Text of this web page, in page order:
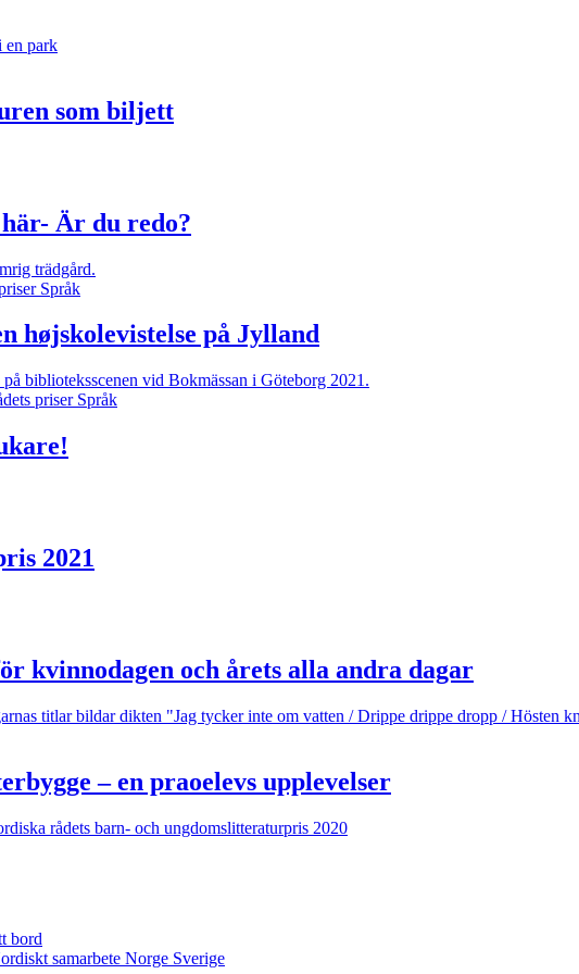
som biljett
Är du redo?
Språk
højskolevistelse på Jylland
priser Språk
2021
kvinnodagen och årets alla andra dagar
– en praoelevs upplevelser
samarbete Norge Sverige